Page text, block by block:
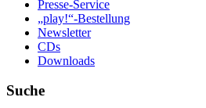
Presse-Service
„play!“-Bestellung
Newsletter
CDs
Downloads
Suche